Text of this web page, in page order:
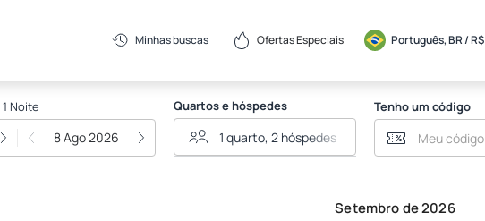
Minhas buscas Ofertas Especiais Português, BR / R$
1 Noite
8 Ago 2026
Quartos e hóspedes Tenho um código
Setembro de 2026